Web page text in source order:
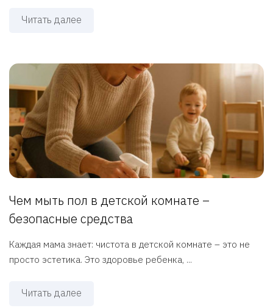
Читать далее
Чем мыть пол в детской комнате –
безопасные средства
Каждая мама знает: чистота в детской комнате – это не
просто эстетика. Это здоровье ребенка, ...
Читать далее